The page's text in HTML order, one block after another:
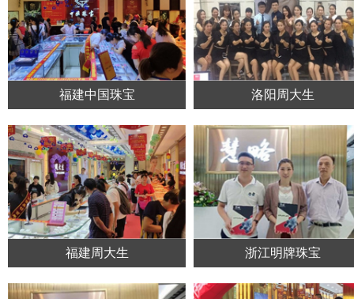
福建中国珠宝 洛阳周大生
福建周大生 浙江明牌珠宝